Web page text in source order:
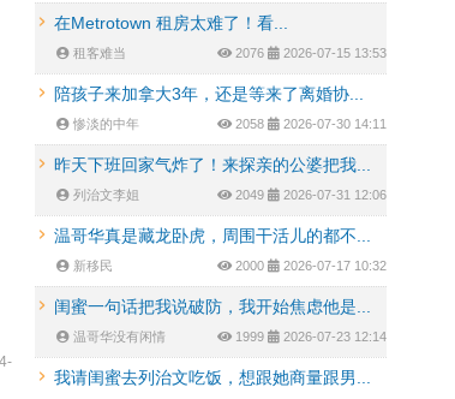
在Metrotown 租房太难了！看...
租客难当 2076 2026-07-15 13:53
陪孩子来加拿大3年，还是等来了离婚协...
惨淡的中年 2058 2026-07-30 14:11
昨天下班回家气炸了！来探亲的公婆把我...
列治文李姐 2049 2026-07-31 12:06
温哥华真是藏龙卧虎，周围干活儿的都不...
新移民 2000 2026-07-17 10:32
闺蜜一句话把我说破防，我开始焦虑他是...
温哥华没有闲情 1999 2026-07-23 12:14
我请闺蜜去列治文吃饭，想跟她商量跟男...